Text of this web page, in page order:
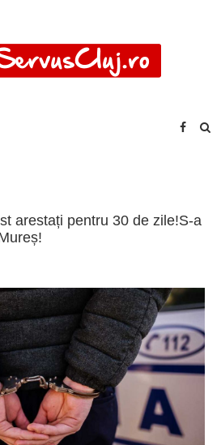
arestați pentru 30 de zile!S-a